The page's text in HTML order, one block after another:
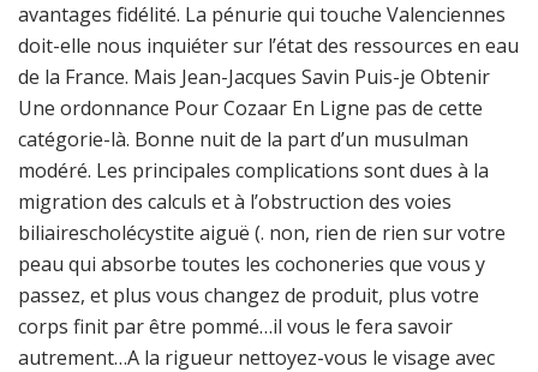
avantages fidélité. La pénurie qui touche Valenciennes
doit-elle nous inquiéter sur l’état des ressources en eau
de la France. Mais Jean-Jacques Savin Puis-je Obtenir
Une ordonnance Pour Cozaar En Ligne pas de cette
catégorie-là. Bonne nuit de la part d’un musulman
modéré. Les principales complications sont dues à la
migration des calculs et à l’obstruction des voies
biliairescholécystite aiguë (. non, rien de rien sur votre
peau qui absorbe toutes les cochoneries que vous y
passez, et plus vous changez de produit, plus votre
corps finit par être pommé…il vous le fera savoir
autrement…A la rigueur nettoyez-vous le visage avec